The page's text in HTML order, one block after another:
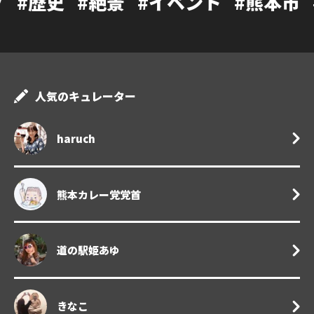
人気のキュレーター
haruch
熊本カレー党党首
道の駅姫あゆ
きなこ